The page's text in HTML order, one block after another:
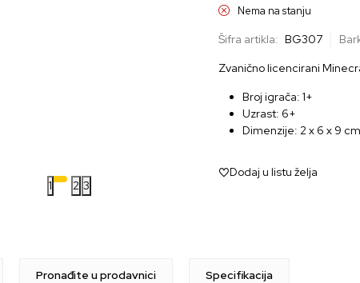
1 2 3
Nema na stanju
Šifra artikla: BG307
Zvanično licencirani
Broj igrača: 1+
Uzrast: 6+
Dimenzije: ‎2 x 6 x 9 cm
Dodaj u listu želja
Pronađite u prodavnici Specifikacija